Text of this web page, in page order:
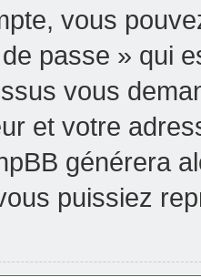
vous
passe » qui
vous
et votre
générera
puissiez